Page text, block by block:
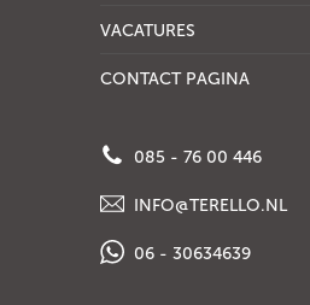
VACATURES
CONTACT PAGINA
085 - 76 00 446
INFO@TERELLO.NL
06 - 30634639